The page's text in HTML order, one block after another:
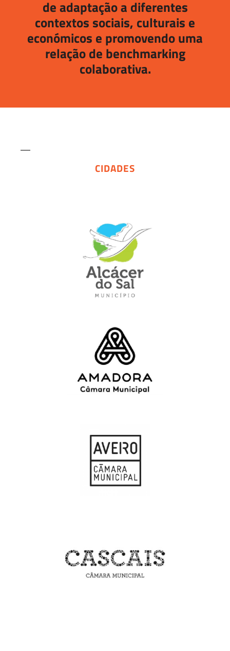
de adaptação a diferentes
contextos sociais, culturais e
económicos e promovendo uma
relação de benchmarking
colaborativa.
CIDADES